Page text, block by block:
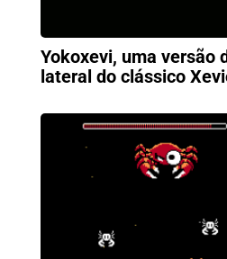
Yokoxevi, uma versão
lateral do clássico